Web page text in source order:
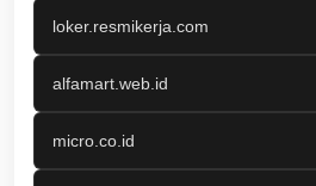
loker.resmikerja.com
alfamart.web.id
micro.co.id